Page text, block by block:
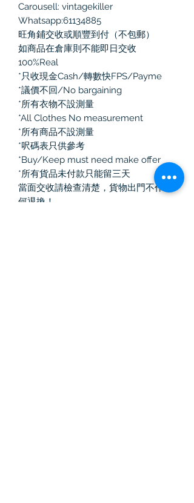
Carousell: vintagekiller
Whatsapp:61134885
旺角鋪交收或順豐到付（不包郵）
如商品在倉庫則不能即日交收
100%Real
*只收現金Cash/轉數快FPS/Payme
*議價不回/No bargaining
*所有衣物不設測量
*All Clothes No measurement
*所有商品不設測量
*呎碼表只供參考
*Buy/Keep must need make offer
*所有貨品未付款只能留三天
當面交收請檢查清楚，貨物出門不作任
何退換！